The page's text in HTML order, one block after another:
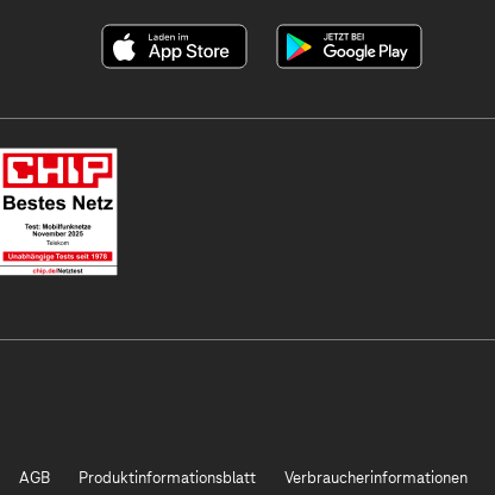
AGB Produktinformationsblatt Verbraucherinformationen